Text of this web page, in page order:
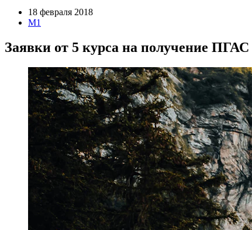
18 февраля 2018
M1
Заявки от 5 курса на получение ПГАС